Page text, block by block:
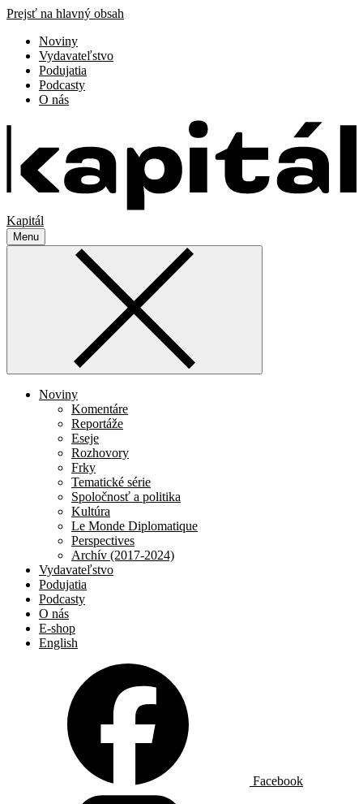
Prejsť na hlavný obsah
Noviny
Vydavateľstvo
Podujatia
Podcasty
O nás
Kapitál
Menu
Noviny
Komentáre
Reportáže
Eseje
Rozhovory
Frky
Tematické série
Spoločnosť a politika
Kultúra
Le Monde Diplomatique
Perspectives
Archív (2017-2024)
Vydavateľstvo
Podujatia
Podcasty
O nás
E-shop
English
Facebook